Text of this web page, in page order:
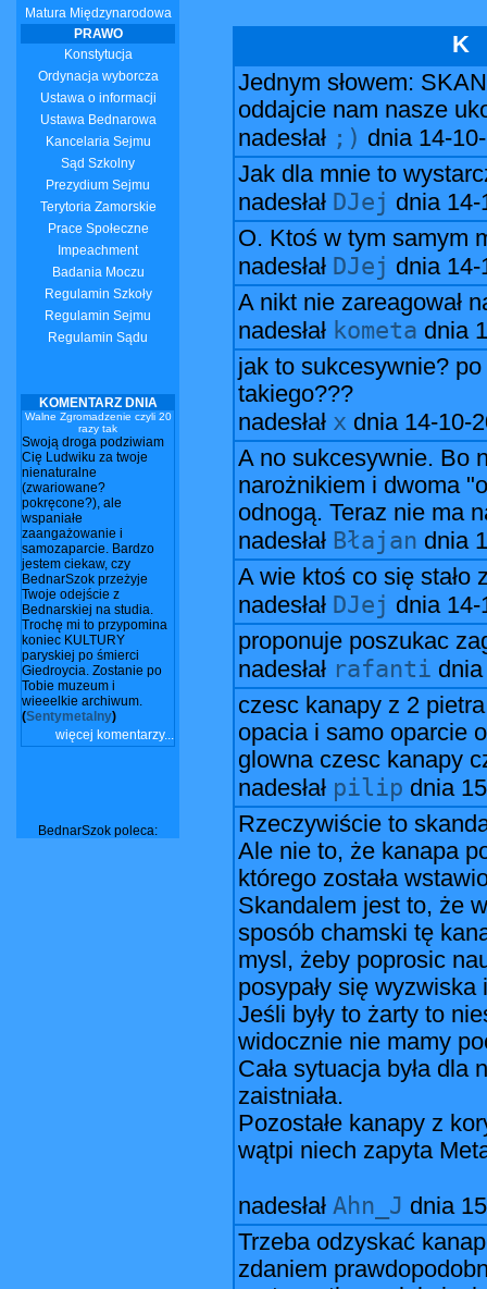
Matura Międzynarodowa
PRAWO
Konstytucja
Ordynacja wyborcza
Ustawa o informacji
Ustawa Bednarowa
Kancelaria Sejmu
Sąd Szkolny
Prezydium Sejmu
Terytoria Zamorskie
Prace Społeczne
Impeachment
Badania Moczu
Regulamin Szkoły
Regulamin Sejmu
Regulamin Sądu
KOMENTARZ DNIA
Walne Zgromadzenie czyli 20
razy tak
Swoją droga podziwiam
Cię Ludwiku za twoje
nienaturalne
(zwariowane?
pokręcone?), ale
wspaniałe
zaangażowanie i
samozaparcie. Bardzo
jestem ciekaw, czy
BednarSzok przeżyje
Twoje odejście z
Bednarskiej na studia.
Trochę mi to przypomina
koniec KULTURY
paryskiej po śmierci
Giedroycia. Zostanie po
Tobie muzeum i
wieeelkie archiwum.
(Sentymetalny)
więcej komentarzy...
BednarSzok poleca:
K
Jednym słowem:
oddajcie nam nasze
nadesłał ;) dnia 14-
Jak dla mnie to
nadesłał DJej dnia 14-
O. Ktoś w tym samym
nadesłał DJej dnia 14-
A nikt nie zareagował
nadesłał kometa dnia
jak to sukcesywnie?
takiego???
nadesłał x dnia 14-10-
A no sukcesywnie. Bo
narożnikiem i dwoma
odnogą. Teraz nie ma
nadesłał Błajan dnia
A wie ktoś co się stało
nadesłał DJej dnia 14-
proponuje poszukac
nadesłał rafanti
czesc kanapy z 2
opacia i samo oparcie
glowna czesc kanapy
nadesłał pilip dnia
Rzeczywiście to
Ale nie to, że kanapa
którego została
Skandalem jest to, że
sposób chamski tę
mysl, żeby poprosic
posypały się
Jeśli były to żarty to
widocznie nie mamy
Cała sytuacja była
zaistniała.
Pozostałe kanapy z
wątpi niech zapyta
nadesłał Ahn_J dnia
Trzeba odzyskać
zdaniem